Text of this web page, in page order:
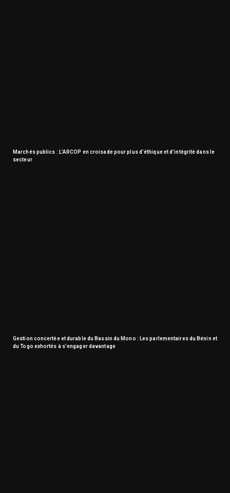
Marchés publics : L’ARCOP en croisade pour plus d’éthique et d’intégrité dans le
secteur
Gestion concertée et durable du Bassin du Mono : Les parlementaires du Bénin et
du Togo exhortés à s’engager davantage